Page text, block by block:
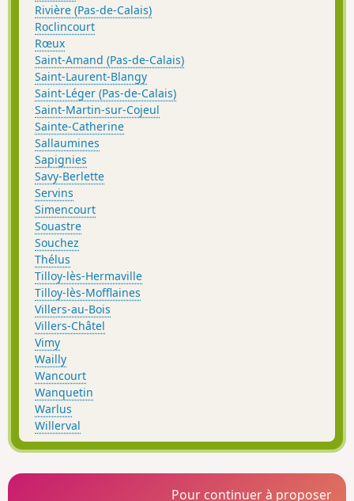
Rivière (Pas-de-Calais)
Roclincourt
Rœux
Saint-Amand (Pas-de-Calais)
Saint-Laurent-Blangy
Saint-Léger (Pas-de-Calais)
Saint-Martin-sur-Cojeul
Sainte-Catherine
Sallaumines
Sapignies
Savy-Berlette
Servins
Simencourt
Souastre
Souchez
Thélus
Tilloy-lès-Hermaville
Tilloy-lès-Mofflaines
Villers-au-Bois
Villers-Châtel
Vimy
Wailly
Wancourt
Wanquetin
Warlus
Willerval
Pour continuer à proposer